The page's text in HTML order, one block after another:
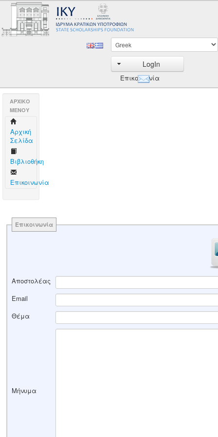
LogIn
Επικοινωνία
AΡΧΙΚΟ
ΜΕΝΟΥ
Aρχική
Σελίδα
Βιβλιοθήκη
Επικοινωνία
Επικοινωνία
Αποστολέας
Email
Θέμα
Μήνυμα